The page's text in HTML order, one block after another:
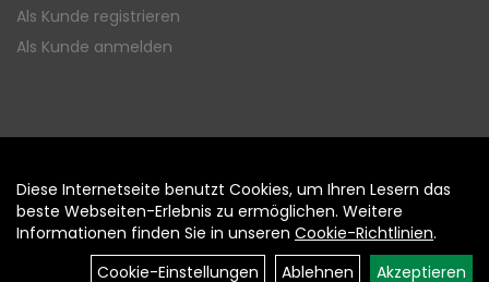
Als Kunde registrieren
Als Kunde anmelden
Diese Internetseite benutzt Cookies, um Ihren Lesern das
beste Webseiten-Erlebnis zu ermöglichen. Weitere
Informationen finden Sie in unseren Cookie-Richtlinien.
Cookie-Einstellungen
Ablehnen Akzeptieren
Auftrag widerrufen